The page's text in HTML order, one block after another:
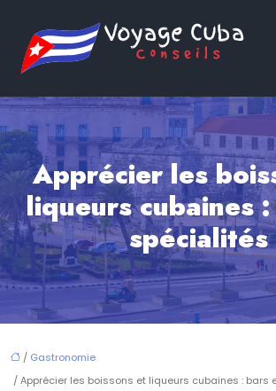
Apprécier les
liqueurs cubaines
spécialités
/ Gastronomie
/ Apprécier les boissons et liqueurs cubaines : bars